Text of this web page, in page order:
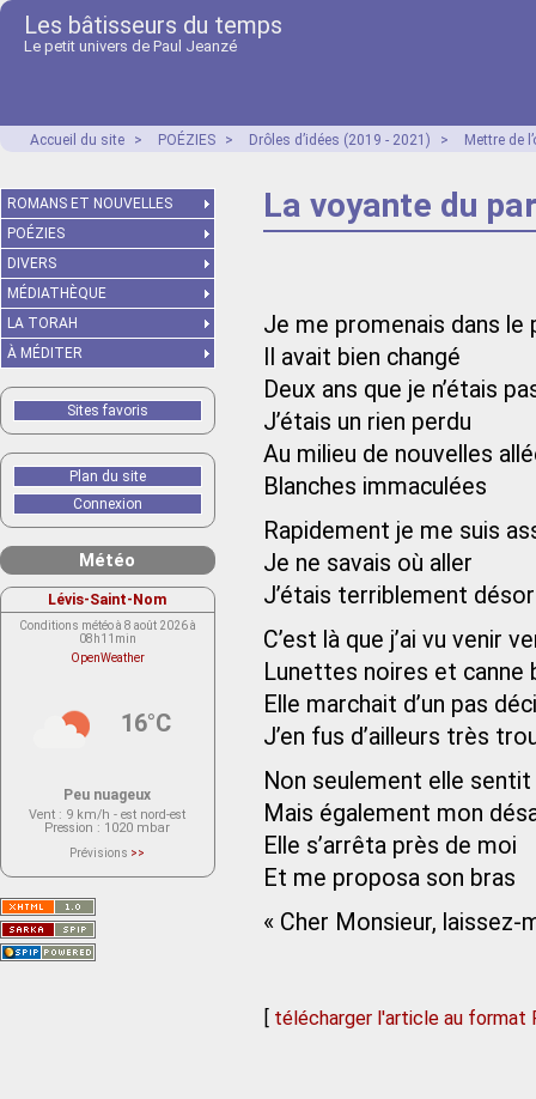
Les bâtisseurs du temps
Le petit univers de Paul Jeanzé
Accueil du site > POÉZIES > Drôles d’idées (2019 - 2021) > Mettre de
La voyante du
Je me promenais dans le
Il avait bien changé
Deux ans que je n’étais
J’étais un rien perdu
Au milieu de nouvelles
Blanches immaculées
Rapidement je me suis
Je ne savais où aller
J’étais terriblement
C’est là que j’ai vu venir
Lunettes noires et canne
Elle marchait d’un pas
J’en fus d’ailleurs très
Non seulement elle
Mais également mon
Elle s’arrêta près de moi
Et me proposa son bras
« Cher Monsieur, laissez-
[ télécharger l'article au format
ROMANS ET NOUVELLES
POÉZIES
DIVERS
MÉDIATHÈQUE
LA TORAH
À MÉDITER
Sites favoris
Plan du site
Connexion
Météo
Lévis-Saint-Nom
Conditions météo à 8 août 2026 à
08h11min
OpenWeather
16°C
Peu nuageux
Vent : 9 km/h - est nord-est
Pression : 1020 mbar
Prévisions >>
actuellement aucune prévision
Saint-Nom.
Veuillez consulter le message du
service ci-dessous.
(401 - Invalid API key. Please see
https://openweathermap.org/faq#error401